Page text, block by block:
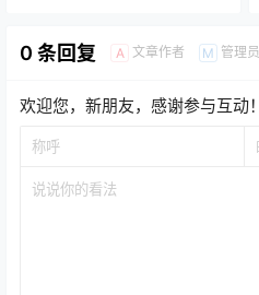
0 条回复 A 文章作者 M 管理员
欢迎您，新朋友，感谢参与互动！